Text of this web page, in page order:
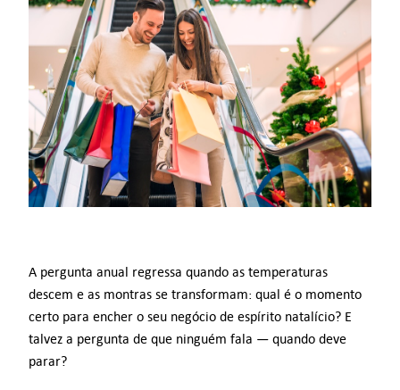
Consulta
Digital Signage
Como Funciona
Preços
Tipos de empresas
A pergunta anual regressa quando as temperaturas
descem e as montras se transformam: qual é o momento
certo para encher o seu negócio de espírito natalício? E
talvez a pergunta de que ninguém fala — quando deve
parar?